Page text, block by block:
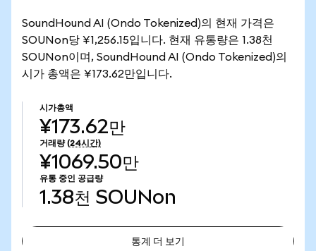
SoundHound AI (Ondo Tokenized)의 현재 가격은
SOUNon당 ¥1,256.15입니다. 현재 유통량은 1.38천
SOUNon이며, SoundHound AI (Ondo Tokenized)의
시가 총액은 ¥173.62만입니다.
시가총액
¥173.62만
거래량 (24시간)
¥1069.50만
유통 중인 공급량
1.38천 SOUNon
통계 더 보기